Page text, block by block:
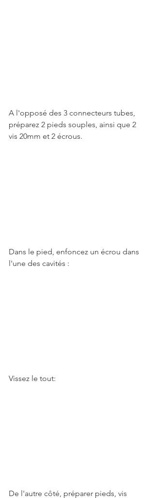
A l'opposé des 3 connecteurs tubes,
préparez 2 pieds souples, ainsi que 2
vis 20mm et 2 écrous.
Dans le pied, enfoncez un écrou dans
l'une des cavités :
Vissez le tout:
De l'autre côté, préparer pieds, vis